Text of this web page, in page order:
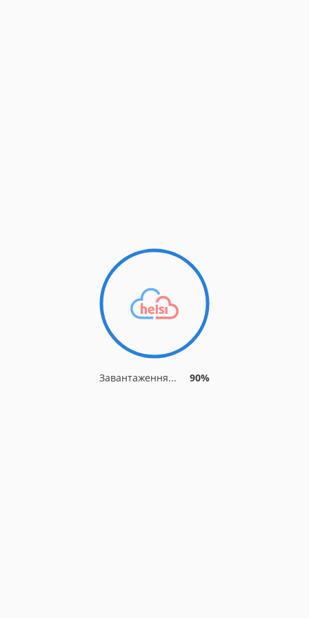
Завантаження... 90%